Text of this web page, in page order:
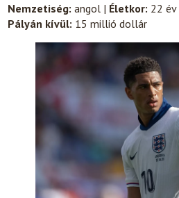
Nemzetiség: angol | Életkor: 22 év
Pályán kívül: 15 millió dollár